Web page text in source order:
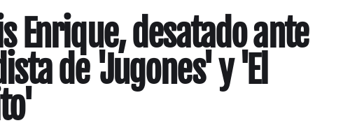
Enrique, desatado ante
de 'Jugones' y 'El